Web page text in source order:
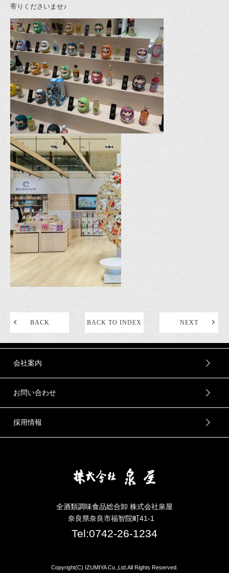
寄りくださいませ♪
BACK BACK TO INDEX NEXT
会社案内
お問い合わせ
採用情報
全酒類調味食品総合卸 株式会社泉屋
奈良県奈良市福智院町41-1
Tel:0742-26-1234
Copyright(C) IZUMIYA Co.,Ltd.All Rights Reserved.